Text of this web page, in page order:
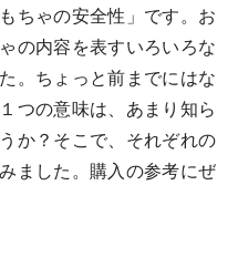
ちゃの安全性」です。お
の内容を表すいろいろな
。ちょっと前までにはな
つの意味は、あまり知ら
か？そこで、それぞれの
ました。購入の参考にぜ